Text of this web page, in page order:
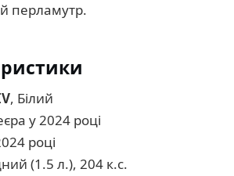
перламутр.
, Білий
у 2024 році
році
(1.5 л.), 204 к.с.